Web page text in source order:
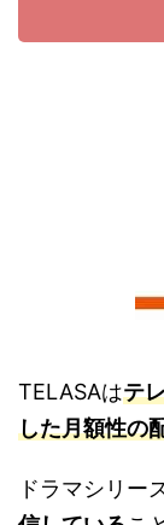
TELASAはテ
した月額性の
ドラマシリー